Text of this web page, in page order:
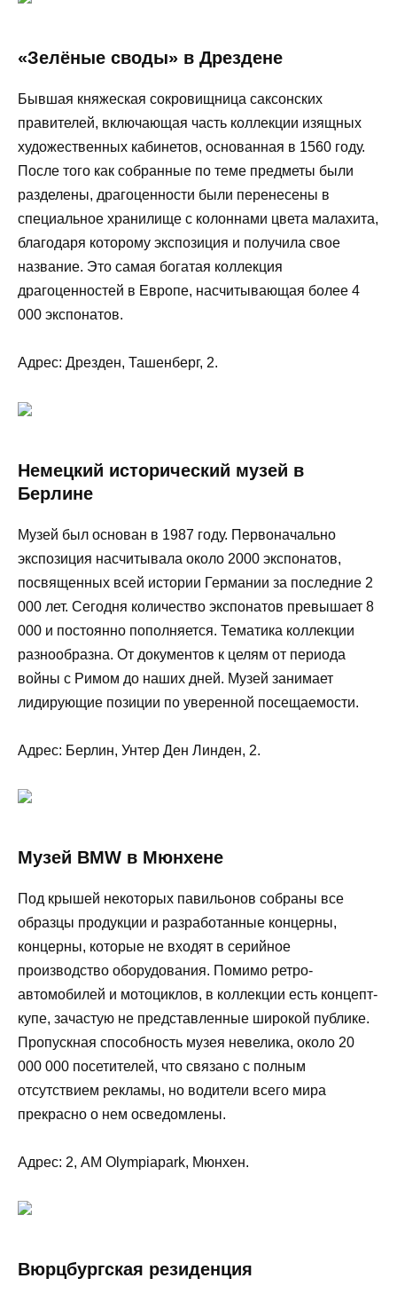
«Зелёные своды» в Дрездене
Бывшая княжеская сокровищница саксонских
правителей, включающая часть коллекции изящных
художественных кабинетов, основанная в 1560 году.
После того как собранные по теме предметы были
разделены, драгоценности были перенесены в
специальное хранилище с колоннами цвета малахита,
благодаря которому экспозиция и получила свое
название. Это самая богатая коллекция
драгоценностей в Европе, насчитывающая более 4
000 экспонатов.
Адрес: Дрезден, Ташенберг, 2.
Немецкий исторический музей в
Берлине
Музей был основан в 1987 году. Первоначально
экспозиция насчитывала около 2000 экспонатов,
посвященных всей истории Германии за последние 2
000 лет. Сегодня количество экспонатов превышает 8
000 и постоянно пополняется. Тематика коллекции
разнообразна. От документов к целям от периода
войны с Римом до наших дней. Музей занимает
лидирующие позиции по уверенной посещаемости.
Адрес: Берлин, Унтер Ден Линден, 2.
Музей BMW в Мюнхене
Под крышей некоторых павильонов собраны все
образцы продукции и разработанные концерны,
концерны, которые не входят в серийное
производство оборудования. Помимо ретро-
автомобилей и мотоциклов, в коллекции есть концепт-
купе, зачастую не представленные широкой публике.
Пропускная способность музея невелика, около 20
000 000 посетителей, что связано с полным
отсутствием рекламы, но водители всего мира
прекрасно о нем осведомлены.
Адрес: 2, AM Olympiapark, Мюнхен.
Вюрцбургская резиденция